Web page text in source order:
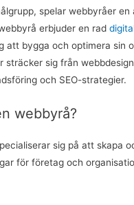
spelar webbyråer en
erbjuder en rad
att bygga och optimera sin
sträcker sig från
och SEO-strategier.
webbyrå?
sig på att skapa
för företag och